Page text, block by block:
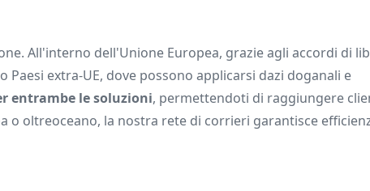
All'interno dell'Unione Europea, grazie agli accordi di
extra-UE, dove possono applicarsi dazi doganali e
entrambe le soluzioni, permettendoti di raggiungere
o oltreoceano, la nostra rete di corrieri garantisce